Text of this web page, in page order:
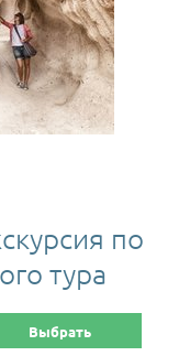
по
тура
Выбрать